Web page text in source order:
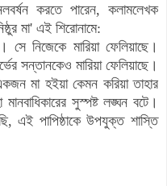
করতে পারেন, কলামলেখক
মা' এই শিরোনামে:
নিজেকে মারিয়া ফেলিয়াছে।
সন্তানকেও মারিয়া ফেলিয়াছে।
মা হইয়া কেমন করিয়া তাহার
সুস্পষ্ট লঙ্ঘন বটে।
এই পাপিষ্ঠাকে উপযুক্ত শাস্তি